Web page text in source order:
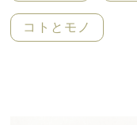
コトとモノ